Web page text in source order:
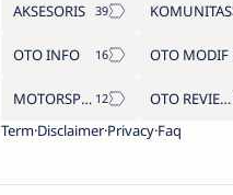
AKSESORIS KOMUNITAS
OTO INFO OTO MODIF
MOTORSPORT
OTO REVIEW
Term Disclaimer Privacy Faq